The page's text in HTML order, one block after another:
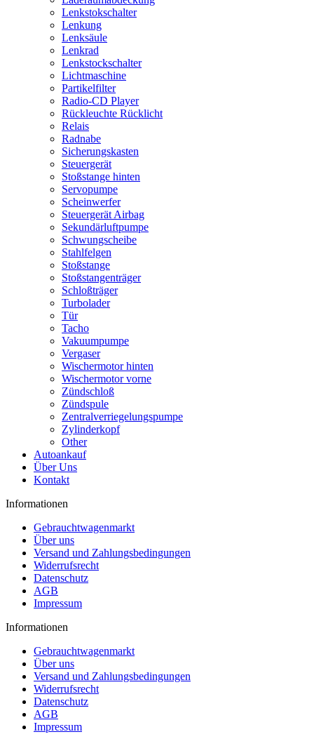
Lenkstokschalter
Lenkung
Lenksäule
Lenkrad
Lenkstockschalter
Lichtmaschine
Partikelfilter
Radio-CD Player
Rückleuchte Rücklicht
Relais
Radnabe
Sicherungskasten
Steuergerät
Stoßstange hinten
Servopumpe
Scheinwerfer
Steuergerät Airbag
Sekundärluftpumpe
Schwungscheibe
Stahlfelgen
Stoßstange
Stoßstangenträger
Schloßträger
Turbolader
Tür
Tacho
Vakuumpumpe
Vergaser
Wischermotor hinten
Wischermotor vorne
Zündschloß
Zündspule
Zentralverriegelungspumpe
Zylinderkopf
Other
Autoankauf
Über Uns
Kontakt
Informationen
Gebrauchtwagenmarkt
Über uns
Versand und Zahlungsbedingungen
Widerrufsrecht
Datenschutz
AGB
Impressum
Informationen
Gebrauchtwagenmarkt
Über uns
Versand und Zahlungsbedingungen
Widerrufsrecht
Datenschutz
AGB
Impressum